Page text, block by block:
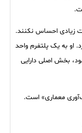
زیادی احساس نکنند.
او به یک پلتفرم واحد
بخش اصلی دارایی
معماری» است.